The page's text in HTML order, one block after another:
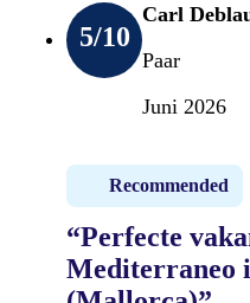
5/10
Carl
Paar
Juni 2026
Recommended
“Perfecte
Mediterraneo